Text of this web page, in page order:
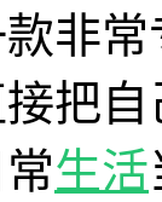
非
把
生活